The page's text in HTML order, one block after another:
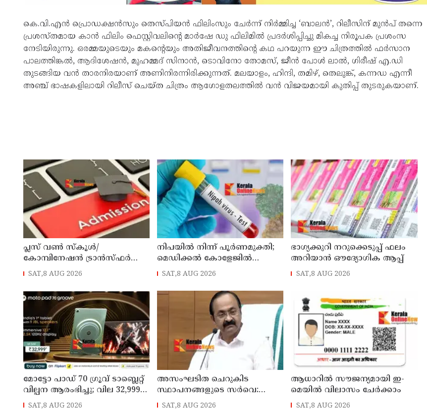
കെ.വി.എൻ പ്രൊഡക്ഷൻസും തെസ്പിയൻ ഫിലിംസും ചേർന്ന് നിർമ്മിച്ച ‘ബാലൻ’, റിലീസിന് മുൻപ് തന്നെ
പ്രശസ്തമായ കാൻ ഫിലിം ഫെസ്റ്റിവലിന്റെ മാർഷേ ഡു ഫിലിമിൽ പ്രദർശിപ്പിച്ചു മികച്ച നിരൂപക പ്രശംസ
നേടിയിരുന്നു. ഒരമ്മയുടെയും മകന്റെയും അതിജീവനത്തിന്റെ കഥ പറയുന്ന ഈ ചിത്രത്തിൽ ഫർസാന
പാലത്തിങ്കൽ, ആദിശേഷൻ, മുഹമ്മദ് സിനാൻ, ടൊവിനോ തോമസ്, ജീൻ പോൾ ലാൽ, ഗിരീഷ് എ.ഡി
തുടങ്ങിയ വൻ താരനിരയാണ് അണിനിരന്നിരിക്കുന്നത്. മലയാളം, ഹിന്ദി, തമിഴ്, തെലുങ്ക്, കന്നഡ എന്നീ
അഞ്ച് ഭാഷകളിലായി റിലീസ് ചെയ്ത ചിത്രം ആഗോളതലത്തിൽ വൻ വിജയമായി കുതിപ്പ് തുടരുകയാണ്.
പ്ലസ് വൺ സ്‌കൂൾ/
കോമ്പിനേഷൻ ട്രാൻസ്ഫർ
അഡ്മിഷൻ ആഗസ്ത് 10, 11
SAT,8 AUG 2026
നിപയിൽ നിന്ന് പൂർണമുക്തി;
മെഡിക്കൽ കോളേജിൽ
ചികിത്സയിലിരുന്ന 43കാരൻ
SAT,8 AUG 2026
ഭാഗ്യക്കുറി നറുക്കെടുപ്പ് ഫലം
അറിയാൻ ഔദ്യോഗിക ആപ്പ്
SAT,8 AUG 2026
മോട്ടോ പാഡ് 70 ഗ്രൂവ് ടാബ്ലെറ്റ്
വില്പന ആരംഭിച്ചു; വില 32,999
രൂപ മുതൽ
SAT,8 AUG 2026
അസംഘടിത ചെറുകിട
സ്ഥാപനങ്ങളുടെ സർവെ:
കൃത്യമായ വിവരങ്ങൾ
നൽകണമെന്ന് മുഖ്യമന്ത്രി വി
SAT,8 AUG 2026
ആധാറിൽ സൗജന്യമായി ഇ-
മെയിൽ വിലാസം ചേർക്കാം
SAT,8 AUG 2026